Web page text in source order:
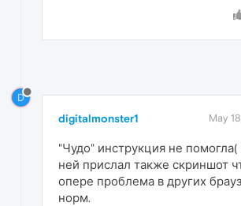
D
digitalmonster1 May
"Чудо" инструкция не
ней прислал также скриншот
опере проблема в других
норм.